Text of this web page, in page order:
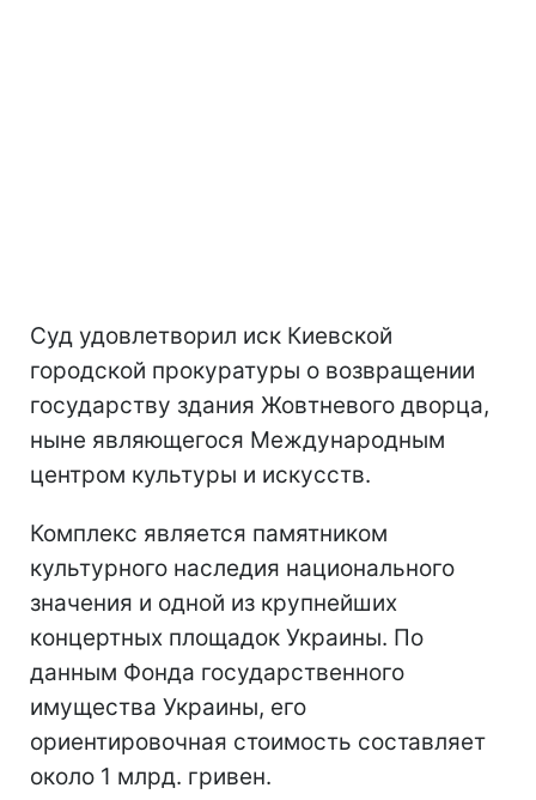
Суд удовлетворил иск Киевской
городской прокуратуры о возвращении
государству здания Жовтневого дворца,
ныне являющегося Международным
центром культуры и искусств.
Комплекс является памятником
культурного наследия национального
значения и одной из крупнейших
концертных площадок Украины. По
данным Фонда государственного
имущества Украины, его
ориентировочная стоимость составляет
около 1 млрд. гривен.